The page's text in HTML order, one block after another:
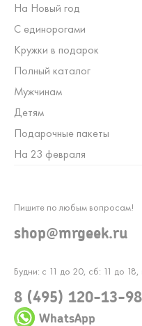
На Новый год
С единорогами
Кружки в подарок
Полный каталог
Мужчинам
Детям
Подарочные пакеты
На 23 февраля
Будни: с 11 до 20, сб: 11 до 18,
8 (495) 120-13-98
WhatsApp
Пишите по любым вопросам!
shop@mrgeek.ru